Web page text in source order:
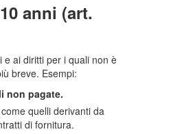
anni (art.
e ai diritti per i quali non è
breve. Esempi:
non pagate.
quelli derivanti da
di fornitura.